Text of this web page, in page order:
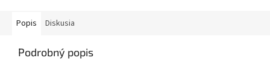
Popis Diskusia
Podrobný popis